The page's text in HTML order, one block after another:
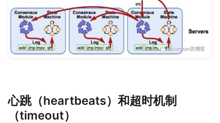
心跳（heartbeats）和超时机制
（timeout）